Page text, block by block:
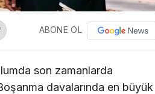
ABONE OL
son zamanlarda
davalarında en büyük